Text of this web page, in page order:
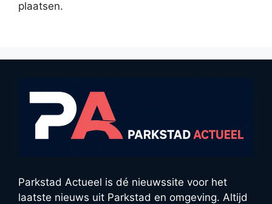
plaatsen.
Parkstad Actueel is dé nieuwssite voor het
laatste nieuws uit Parkstad en omgeving. Altijd